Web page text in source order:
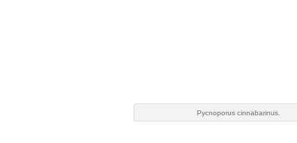
Pycnoporus cinnabarinus.